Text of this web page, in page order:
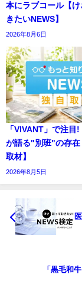
本にラブコール【
きたいNEWS】
2026年8月6日
「VIVANT」で注目
が語る"別班"の存在
取材】
2026年8月5日
「黒毛和